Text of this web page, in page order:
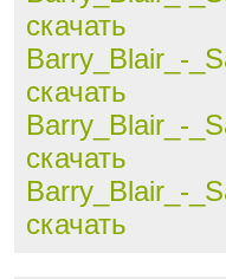
скачать
Barry_Blair_-
скачать
Barry_Blair_-
скачать
Barry_Blair_-
скачать